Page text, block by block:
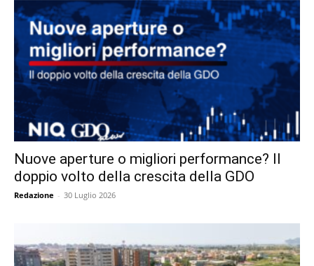
Nuove aperture o migliori performance? Il
doppio volto della crescita della GDO
Redazione - 30 Luglio 2026